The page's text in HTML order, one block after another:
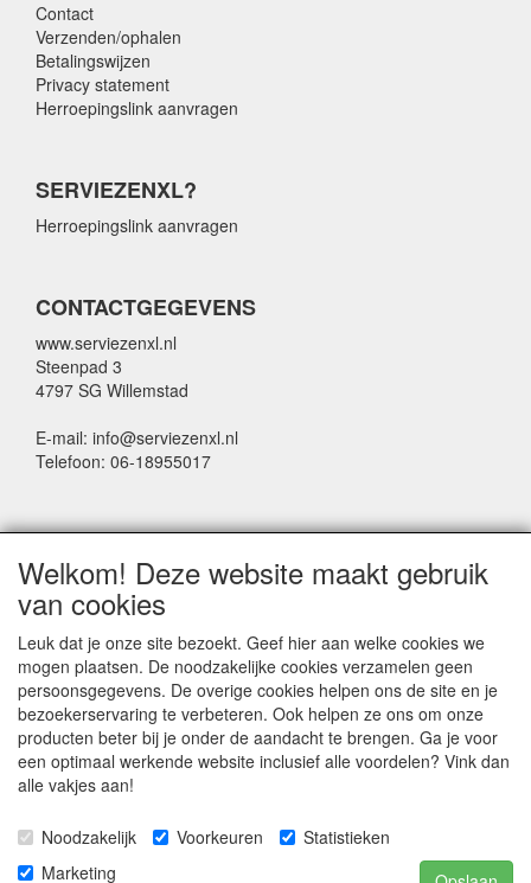
Contact
Verzenden/ophalen
Betalingswijzen
Privacy statement
Herroepingslink aanvragen
SERVIEZENXL?
Herroepingslink aanvragen
CONTACTGEGEVENS
www.serviezenxl.nl
Steenpad 3
4797 SG Willemstad
E-mail: info@serviezenxl.nl
Telefoon: 06-18955017
Voornaam
Achternaam
E-mail
Welkom! Deze website maakt gebruik
van cookies
Leuk dat je onze site bezoekt. Geef hier aan welke cookies we
mogen plaatsen. De noodzakelijke cookies verzamelen geen
persoonsgegevens. De overige cookies helpen ons de site en je
bezoekerservaring te verbeteren. Ook helpen ze ons om onze
producten beter bij je onder de aandacht te brengen. Ga je voor
een optimaal werkende website inclusief alle voordelen? Vink dan
alle vakjes aan!
Noodzakelijk Voorkeuren
Statistieken
Marketing